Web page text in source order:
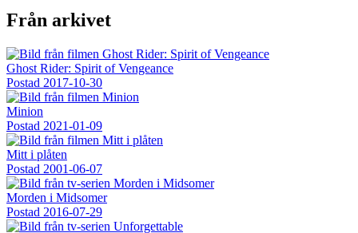
Från arkivet
Ghost Rider: Spirit of Vengeance
Postad 2017-10-30
Minion
Postad 2021-01-09
Mitt i plåten
Postad 2001-06-07
Morden i Midsomer
Postad 2016-07-29